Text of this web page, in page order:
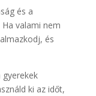
és a
valami nem
és
gyerekek
ki az időt,